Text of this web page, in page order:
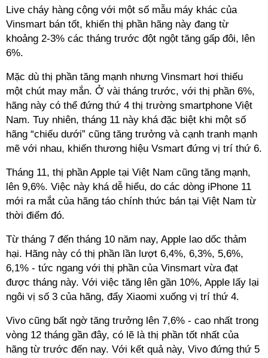
Live cháy hàng cộng với một số mẫu máy khác của
Vinsmart bán tốt, khiến thị phần hãng này đang từ
khoảng 2-3% các tháng trước đột ngột tăng gấp đôi, lên
6%.
Mặc dù thị phần tăng mạnh nhưng Vinsmart hơi thiếu
một chút may mắn. Ở vài tháng trước, với thị phần 6%,
hãng này có thể đứng thứ 4 thị trường smartphone Việt
Nam. Tuy nhiên, tháng 11 này khá đặc biệt khi một số
hãng “chiếu dưới” cũng tăng trưởng và cạnh tranh mạnh
mẽ với nhau, khiến thương hiệu Vsmart đứng vị trí thứ 6.
Tháng 11, thị phần Apple tại Việt Nam cũng tăng mạnh,
lên 9,6%. Việc này khá dễ hiểu, do các dòng iPhone 11
mới ra mắt của hãng táo chính thức bán tại Việt Nam từ
thời điểm đó.
Từ tháng 7 đến tháng 10 năm nay, Apple lao dốc thảm
hại. Hãng này có thị phần lần lượt 6,4%, 6,3%, 5,6%,
6,1% - tức ngang với thị phần của Vinsmart vừa đạt
được tháng này. Với việc tăng lên gần 10%, Apple lấy lại
ngôi vị số 3 của hãng, đẩy Xiaomi xuống vị trí thứ 4.
Vivo cũng bất ngờ tăng trưởng lên 7,6% - cao nhất trong
vòng 12 tháng gần đây, có lẽ là thị phần tốt nhất của
hãng từ trước đến nay. Với kết quả này, Vivo đứng thứ 5